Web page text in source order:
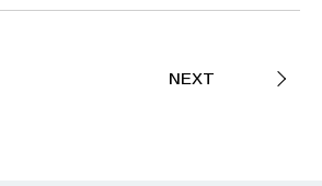
NEXT